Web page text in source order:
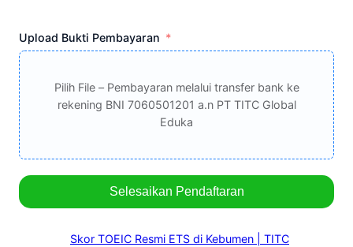
Upload Bukti Pembayaran
Pilih File – Pembayaran melalui transfer bank ke
rekening BNI 7060501201 a.n PT TITC Global
Eduka
Selesaikan Pendaftaran
Skor TOEIC Resmi ETS di Kebumen | TITC